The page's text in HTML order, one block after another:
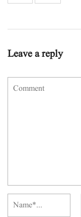
Leave a reply